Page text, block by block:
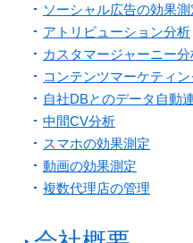
ソーシャル広告の効果測
アトリビューション分析
カスタマージャーニー分
コンテンツマーケティ
自社DBとのデータ自動
中間CV分析
スマホの効果測定
動画の効果測定
複数代理店の管理